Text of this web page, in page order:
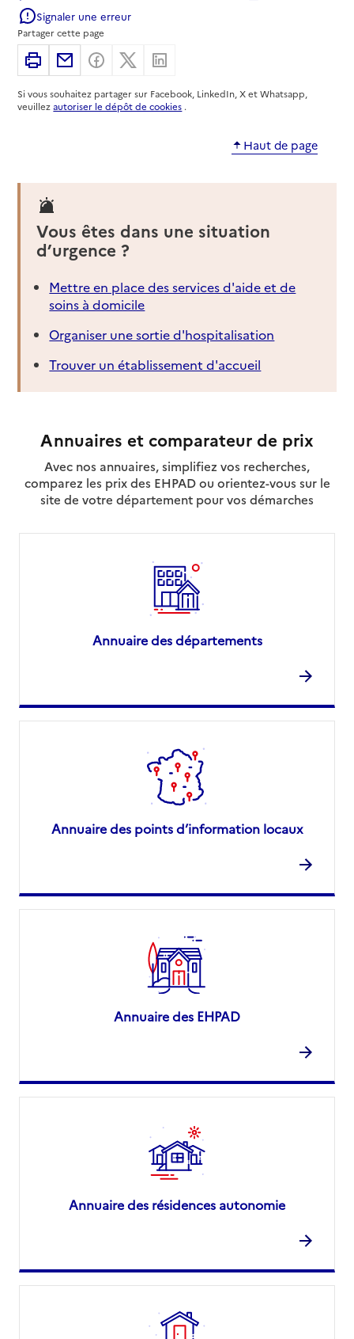
Signaler une erreur
Partager cette page
ImprimerPartager par email
Partager sur Facebook
Partager sur X
Si vous souhaitez partager sur Facebook, LinkedIn, X et Whatsapp,
veuillezautoriser le dépôt de cookies .
Haut de page
Vous êtes dans une situation
d’urgence ?
Mettre en place des services d'aide et de
soins à domicile
Organiser une sortie d'hospitalisation
Trouver un établissement d'accueil
Annuaires et comparateur de prix
Avec nos annuaires, simplifiez vos recherches,
comparez les prix des EHPAD ou orientez-vous sur le
site de votre département pour vos démarches
Annuaire des départements
Annuaire des points d’information locaux
Annuaire des EHPAD
Annuaire des résidences autonomie